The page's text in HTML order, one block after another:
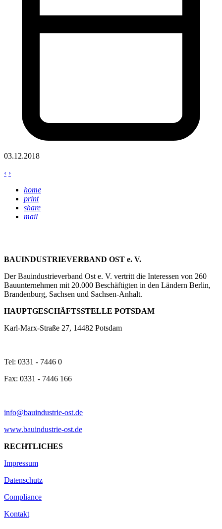
03.12.2018
‹ ›
home
print
share
mail
BAUINDUSTRIEVERBAND OST e. V.
Der Bauindustrieverband Ost e. V. vertritt die Interessen von 260
Bauunternehmen mit 20.000 Beschäftigten in den Ländern Berlin,
Brandenburg, Sachsen und Sachsen-Anhalt.
HAUPTGESCHÄFTSSTELLE POTSDAM
Karl-Marx-Straße 27, 14482 Potsdam
Tel: 0331 - 7446 0
Fax: 0331 - 7446 166
info@bauindustrie-ost.de
www.bauindustrie-ost.de
RECHTLICHES
Impressum
Datenschutz
Compliance
Kontakt